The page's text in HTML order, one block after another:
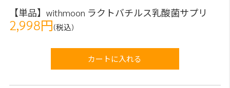
【単品】withmoon ラクトバチルス乳酸菌サプリ
2,998円(税込)
カートに入れる